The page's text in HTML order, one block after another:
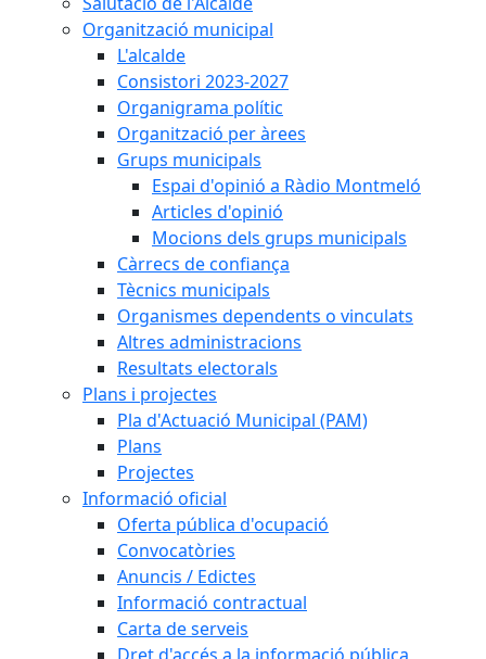
Organització municipal
L'alcalde
Consistori 2023-2027
Organigrama polític
Organització per àrees
Grups municipals
Espai d'opinió a Ràdio Montmeló
Articles d'opinió
Mocions dels grups municipals
Càrrecs de confiança
Tècnics municipals
Organismes dependents o vinculats
Altres administracions
Resultats electorals
Plans i projectes
Pla d'Actuació Municipal (PAM)
Plans
Projectes
Informació oficial
Oferta pública d'ocupació
Convocatòries
Anuncis / Edictes
Informació contractual
Carta de serveis